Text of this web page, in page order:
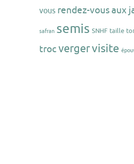
vous rendez-vous aux
safran semis SNHF taille
trocvergervisite